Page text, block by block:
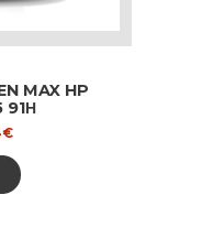
MAX HP
91Η
€Current
is:
64€.